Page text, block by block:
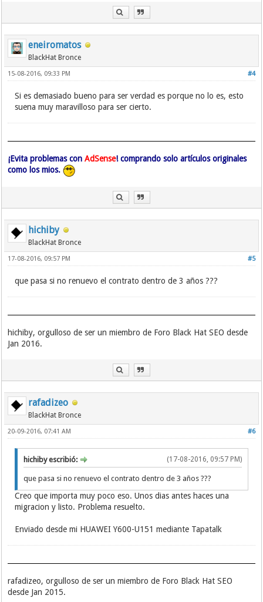
eneiromatos
BlackHat Bronce
#4
15-08-2016, 09:33 PM
Si es demasiado bueno para ser verdad es porque no lo es, esto
suena muy maravilloso para ser cierto.
¡Evita problemas conAdSense! comprando solo artículos originales
como los mios.
hichiby
BlackHat Bronce
#5
17-08-2016, 09:57 PM
que pasa si no renuevo el contrato dentro de 3 años ???
hichiby, orgulloso de ser un miembro de Foro Black Hat SEO desde
Jan 2016.
rafadizeo
BlackHat Bronce
#6
20-09-2016, 07:41 AM
(17-08-2016, 09:57 PM)
hichiby escribió:
que pasa si no renuevo el contrato dentro de 3 años ???
Creo que importa muy poco eso. Unos dias antes haces una
migracion y listo. Problema resuelto.
Enviado desde mi HUAWEI Y600-U151 mediante Tapatalk
rafadizeo, orgulloso de ser un miembro de Foro Black Hat SEO
desde Jan 2015.